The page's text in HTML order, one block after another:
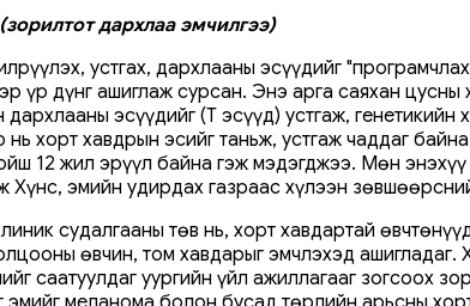
дархлаа эмчилгээ)
устгах, дархлааны эсүүдийг
үр дүнг ашиглаж сурсан. Энэ арга саяхан
эсүүдийг (Т эсүүд) устгаж,
нь хорт хавдрын эсийг таньж, устгаж чаддаг
12 жил эрүүл байна гэж мэдэгджээ. Мөн
Хүнс, эмийн удирдах газраас хүлээн
судалгааны төв нь, хорт хавдартай
өвчин, том хавдарыг эмчлэхэд
саатуулдаг уургийн үйл ажиллагааг зогсоох